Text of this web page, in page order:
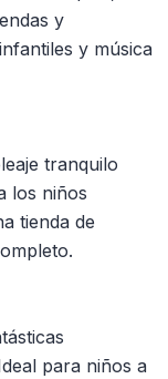
y
y música
tranquilo
los niños
tienda de
para niños a